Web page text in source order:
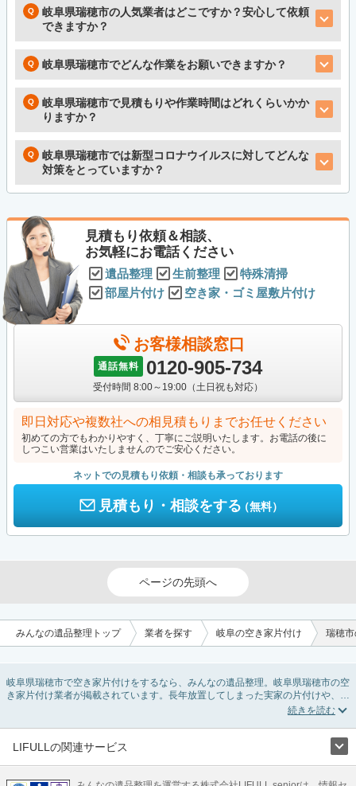
岐阜県瑞穂市の人気業者はどこですか？安心して依頼
できますか？
岐阜県瑞穂市でどんな作業をお願いできますか？
岐阜県瑞穂市で見積もりや作業時間はどれくらいかか
りますか？
岐阜県瑞穂市では新型コロナウイルスに対してどんな
対策をとっていますか？
見積もり依頼＆相談、
お気軽にお電話ください
遺品整理 生前整理
特殊清掃
部屋片付け
空き家・ゴミ屋敷片付け
お客様相談窓口
通話無料 0120-905-734
受付時間 8:00～19:00（土日祝も対応）
即日対応や複数社への相見積もりまでお任せください
初めての方でもわかりやすく、丁寧にご説明いたします。お電話の後に
しつこい営業はいたしませんのでご安心ください。
ネットでの見積もり依頼・相談も承っております
見積もり・相談をする（無料）
ページの先頭へ
みんなの遺品整理トップ 業者を探す 岐阜の空き家片付け 瑞穂
岐阜県瑞穂市で空き家片付けをするなら、みんなの遺品整理。岐阜県瑞穂市の空
き家片付け業者が掲載されています。長年放置してしまった実家の片付けや、相
続したが住む予定のない親の家の不用品の処分・回収・引き取りまで対応してい
してみましょう。
LIFULLの関連サービス